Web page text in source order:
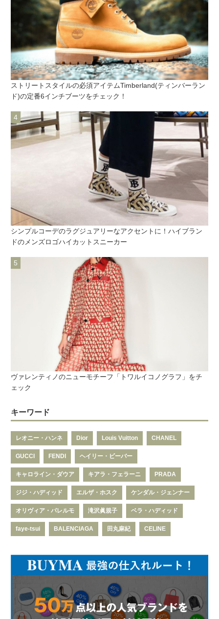
ストリートスタイルの必須アイテムTimberland(ティンバーラン
ド)の定番6インチブーツをチェック！
シンプルコーデのラグジュアリーなアクセントに！ハイブラン
ドのメンズロゴハイカットスニーカー
ヴァレンティノのニューモチーフ「トワルイコノグラフ」をチ
ェック
キーワード
レオニー・ハンネ Dior Louis Vuitton CHANEL
GUCCI FENDI ヘイリー・ビーバー
キャロライン・ダウア キアラ・フェラーニ PRADA
ジジ・ハディッド エルザ・ホスク ケンダル・ジェンナー
オリヴィア・パレルモ 滝沢眞規子 ベラ・ハディッド
faye-tsui BALENCIAGA 田丸麻紀 CELINE